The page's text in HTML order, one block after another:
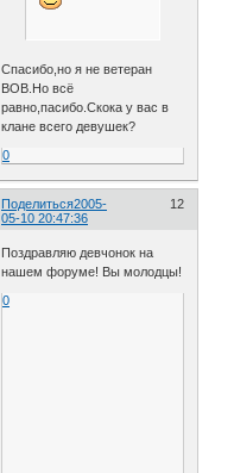
Спасибо,но я не ветеран
ВОВ.Но всё
равно,пасибо.Скока у вас в
клане всего девушек?
0
Поделиться 12
2005-
05-10 20:47:36
Поздравляю девчонок на
нашем форуме! Вы молодцы!
0